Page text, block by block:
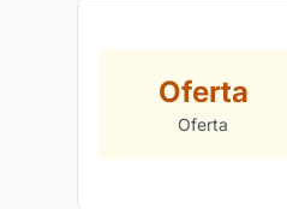
Oferta
Oferta